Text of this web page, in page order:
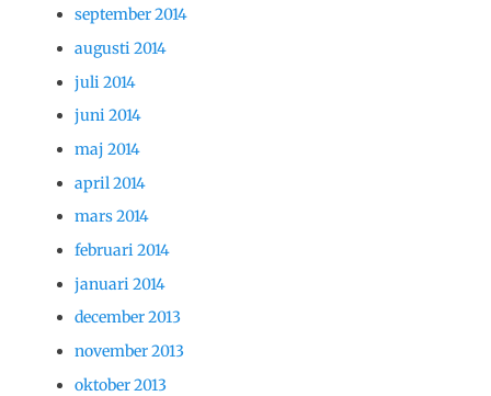
september 2014
augusti 2014
juli 2014
juni 2014
maj 2014
april 2014
mars 2014
februari 2014
januari 2014
december 2013
november 2013
oktober 2013